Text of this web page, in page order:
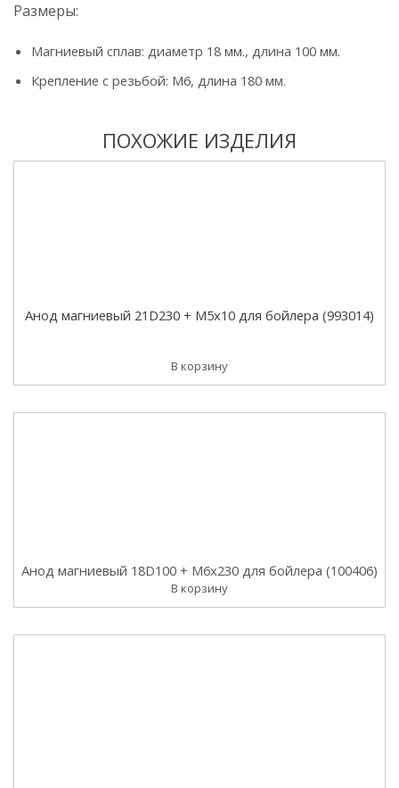
Размеры:
Магниевый сплав: диаметр 18 мм., длина 100 мм.
Крепление с резьбой: M6, длина 180 мм.
ПОХОЖИЕ ИЗДЕЛИЯ
Анод магниевый 21D230 + M5x10 для бойлера (993014)
В корзину
Анод магниевый 18D100 + M6x230 для бойлера (100406)
В корзину